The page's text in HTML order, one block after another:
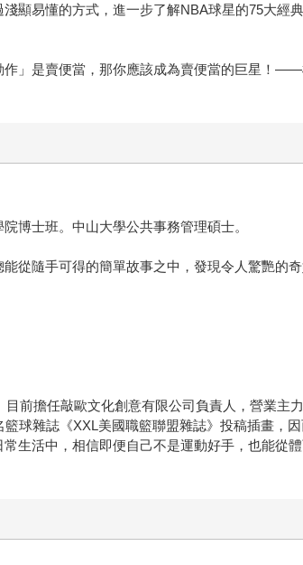
淺顯易懂的方式，進一步了解NBA球星的75大
作」是賣便當，那你應該成為賣便當的巨星！
博士班。中山大學公共事務管理碩士。
從隨手可得的簡單故事之中，發現令人驚艷的
前擔任敲歐文化創意有限公司負責人，營業主
球雜誌《XXL美國職籃聯盟雜誌》投稿插畫，
生活中，相信即便自己不是運動好手，也能從體